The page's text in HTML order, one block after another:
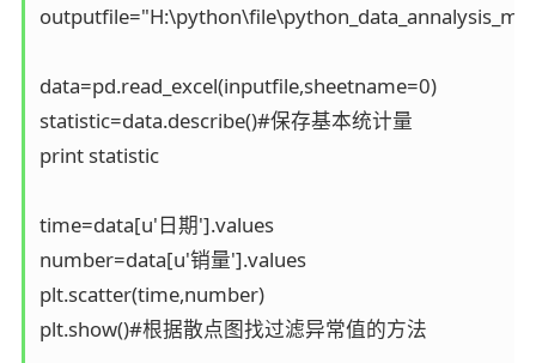
data=pd.read_excel(inputfile,sheetname=0)
statistic=data.describe()#保存基本统计量
print statistic
time=data[u'日期'].values
number=data[u'销量'].values
plt.scatter(time,number)
plt.show()#根据散点图找过滤异常值的方法